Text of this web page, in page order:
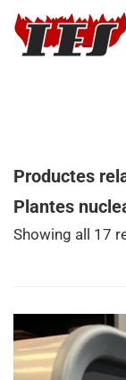
Productes
Plantes
Showing all 17